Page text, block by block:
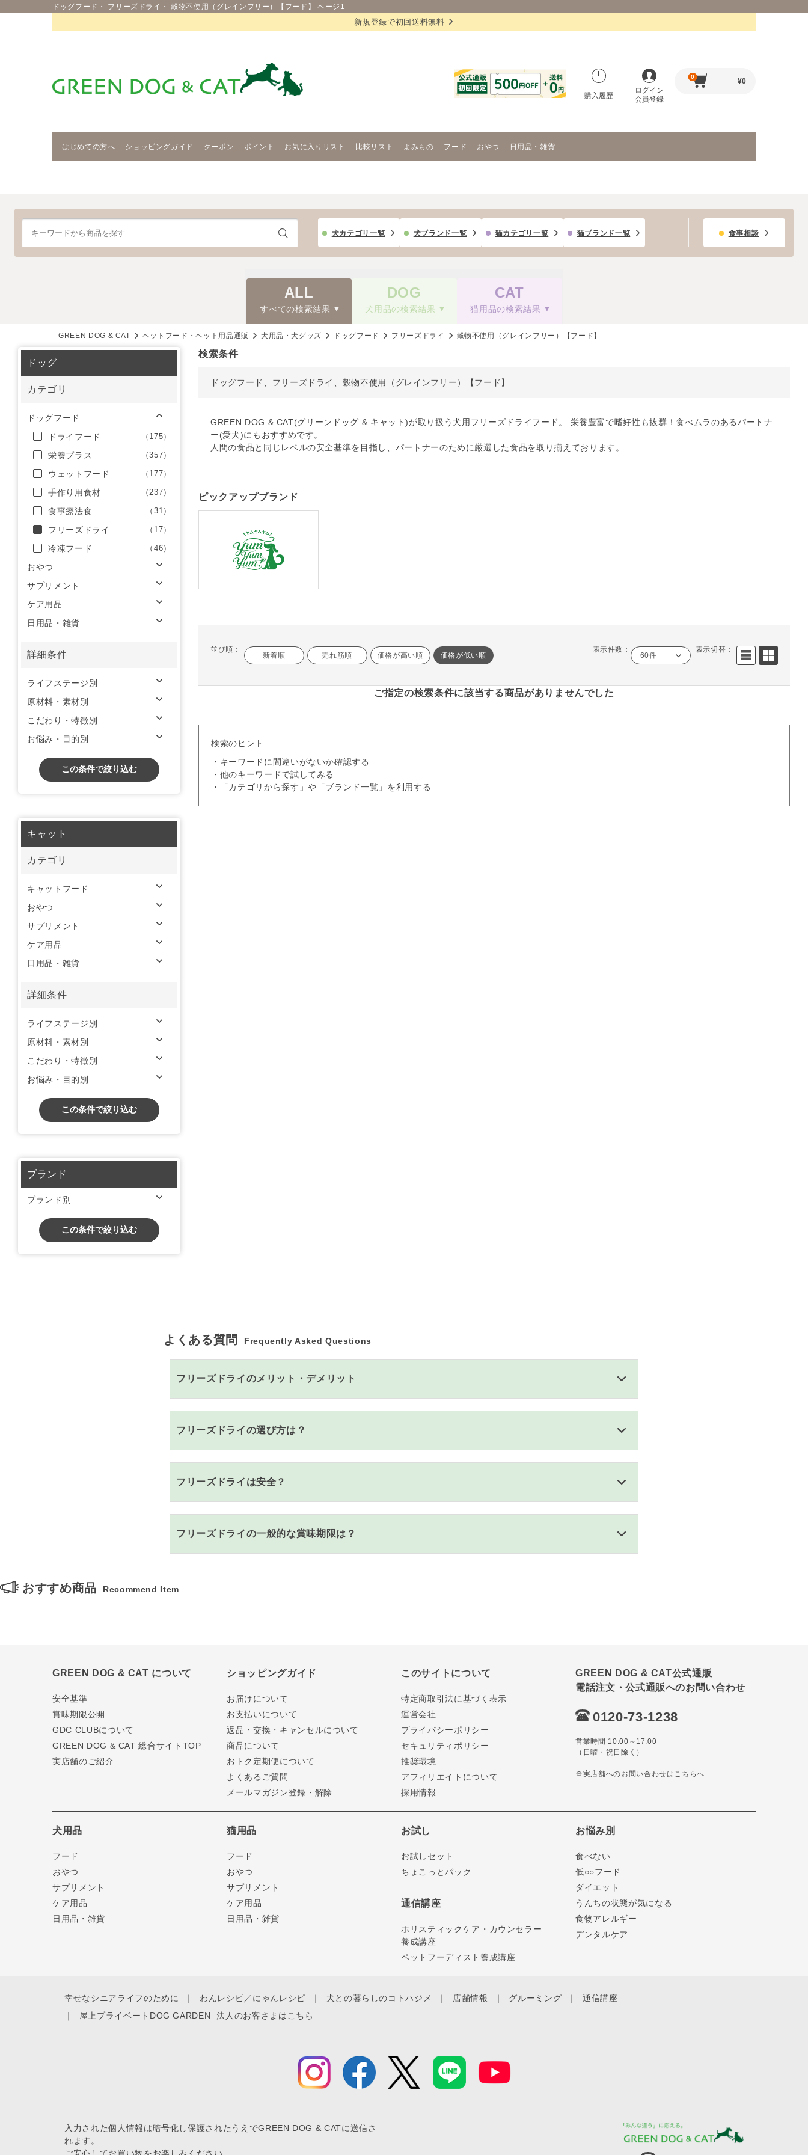
ドッグフード・ フリーズドライ・ 穀物不使用（グレインフリー）【フード】 ページ1
新規登録で初回送料無料
購入履歴
ログイン
会員登録
0
¥0
はじめての方へ ショッピングガイド クーポン ポイント お気に入りリスト 比較リスト よみもの フード おやつ 日用品・雑貨
犬カテゴリ一覧 犬ブランド一覧 猫カテゴリ一覧 猫ブランド一覧 食事相談
ALL
すべての検索結果
DOG
犬用品の検索結果
CAT
猫用品の検索結果
GREEN DOG & CAT ペットフード・ペット用品通販 犬用品・犬グッズ ドッグフード フリーズドライ 穀物不使用（グレインフリー）【フード】
検索条件
ドッグフード、フリーズドライ、穀物不使用（グレインフリー）【フード】
GREEN DOG & CAT(グリーンドッグ & キャット)が取り扱う犬用フリーズドライフード。 栄養豊富で嗜好性も抜群！食べムラのあるパートナ
ー(愛犬)にもおすすめです。
人間の食品と同じレベルの安全基準を目指し、パートナーのために厳選した食品を取り揃えております。
ピックアップブランド
並び順：
新着順 売れ筋順 価格が高い順 価格が低い順
表示件数：
60件
表示切替：
ご指定の検索条件に該当する商品がありませんでした
検索のヒント
・キーワードに間違いがないか確認する
・他のキーワードで試してみる
・「カテゴリから探す」や「ブランド一覧」を利用する
ドッグ
カテゴリ
ドッグフード
ドライフード
（175）
栄養プラス （357）
ウェットフード （177）
手作り用食材 （237）
食事療法食 （31）
フリーズドライ （17）
冷凍フード （46）
おやつ
サプリメント
ケア用品
日用品・雑貨
詳細条件
ライフステージ別
原材料・素材別
こだわり・特徴別
お悩み・目的別
この条件で絞り込む
キャット
カテゴリ
キャットフード
おやつ
サプリメント
ケア用品
日用品・雑貨
詳細条件
ライフステージ別
原材料・素材別
こだわり・特徴別
お悩み・目的別
この条件で絞り込む
ブランド
ブランド別
この条件で絞り込む
よくある質問 Frequently Asked Questions
フリーズドライのメリット・デメリット
フリーズドライの選び方は？
フリーズドライは安全？
フリーズドライの一般的な賞味期限は？
おすすめ商品 Recommend Item
GREEN DOG & CAT について
安全基準
賞味期限公開
GDC CLUBについて
GREEN DOG & CAT 総合サイトTOP
実店舗のご紹介
ショッピングガイド
お届けについて
お支払いについて
返品・交換・キャンセルについて
商品について
おトク定期便について
よくあるご質問
メールマガジン登録・解除
このサイトについて
特定商取引法に基づく表示
運営会社
プライバシーポリシー
セキュリティポリシー
推奨環境
アフィリエイトについて
採用情報
GREEN DOG & CAT公式通販
電話注文・公式通販へのお問い合わせ
0120-73-1238
営業時間 10:00～17:00
（日曜・祝日除く）
※実店舗へのお問い合わせはこちらへ
犬用品
フード
おやつ
サプリメント
ケア用品
日用品・雑貨
猫用品
フード
おやつ
サプリメント
ケア用品
日用品・雑貨
お試し
お試しセット
ちょこっとパック
通信講座
ホリスティックケア・カウンセラー
養成講座
ペットフーディスト養成講座
お悩み別
食べない
低○○フード
ダイエット
うんちの状態が気になる
食物アレルギー
デンタルケア
幸せなシニアライフのために わんレシピ／にゃんレシピ 犬との暮らしのコトハジメ 店舗情報 グルーミング
通信講座
屋上プライベートDOG GARDEN
法人のお客さまはこちら
入力された個人情報は暗号化し保護されたうえでGREEN DOG & CATに送信さ
れます。